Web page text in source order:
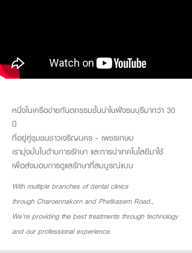
หนึ่งในเครือข่ายทันตกรรมชั้นนำในฝั่งธนบุรีมากว่า 30
ปี
ที่อยู่คู่ชุมชนชาวเจริญนคร - เพชรเกษม
เรามุ่งมั่นในด้านการรักษา และการนำเทคโนโลยีมาใช้
เพื่อส่งมอบการดูแลรักษาที่สมบูรณ์แบบ
With multiple branches of dental clinics
through Charoennakorn and Phetkasem Road.,
We're providing the best treatments through technology
and our professional experience.